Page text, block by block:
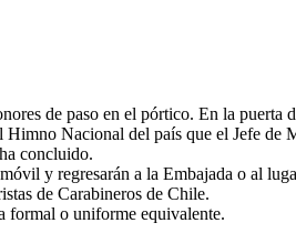
de paso en el pórtico. En la
Nacional del país que el Jefe
concluido.
y regresarán a la Embajada o al
de Carabineros de Chile.
formal o uniforme equivalente.